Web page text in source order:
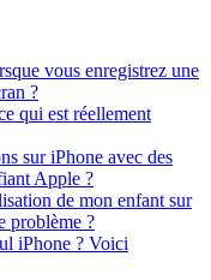
vous enregistrez une
?
qui est réellement
sur iPhone avec des
Apple ?
de mon enfant sur
problème ?
iPhone ? Voici